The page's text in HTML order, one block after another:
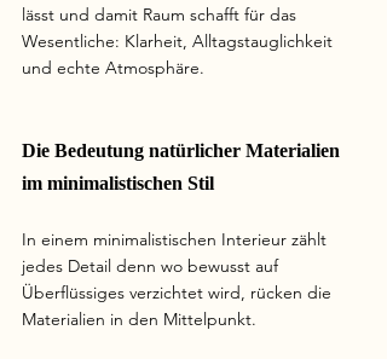
lässt und damit Raum schafft für das
Wesentliche: Klarheit, Alltagstauglichkeit
und echte Atmosphäre.
Die Bedeutung natürlicher Materialien
im minimalistischen Stil
In einem minimalistischen Interieur zählt
jedes Detail denn wo bewusst auf
Überflüssiges verzichtet wird, rücken die
Materialien in den Mittelpunkt.